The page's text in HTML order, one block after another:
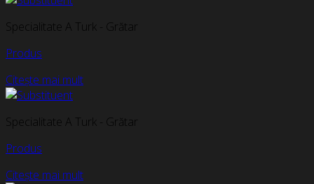
Specialitate A Turk - Grătar
Produs
Citește mai mult
Specialitate A Turk - Grătar
Produs
Citește mai mult